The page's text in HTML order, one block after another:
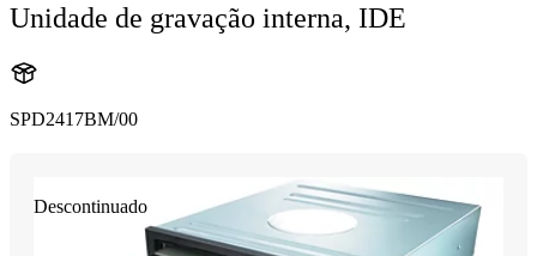
Unidade de gravação interna, IDE
SPD2417BM/00
Descontinuado